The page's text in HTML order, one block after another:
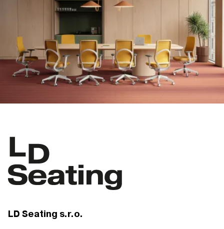
LD Seating s.r.o.